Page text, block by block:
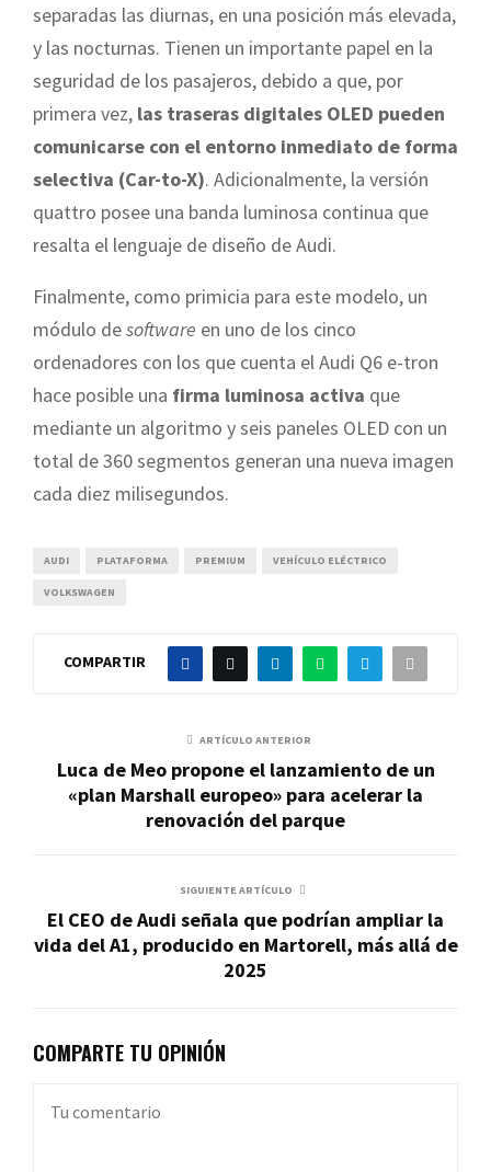
separadas las diurnas, en una posición más elevada,
y las nocturnas. Tienen un importante papel en la
seguridad de los pasajeros, debido a que, por
primera vez, las traseras digitales OLED pueden
comunicarse con el entorno inmediato de forma
selectiva (Car-to-X). Adicionalmente, la versión
quattro posee una banda luminosa continua que
resalta el lenguaje de diseño de Audi.
Finalmente, como primicia para este modelo, un
módulo desoftware en uno de los cinco
ordenadores con los que cuenta el Audi Q6 e-tron
hace posible una firma luminosa activa que
mediante un algoritmo y seis paneles OLED con un
total de 360 segmentos generan una nueva imagen
cada diez milisegundos.
AUDI PLATAFORMA PREMIUM VEHÍCULO ELÉCTRICO
VOLKSWAGEN
COMPARTIR
ARTÍCULO ANTERIOR
Luca de Meo propone el lanzamiento de un
«plan Marshall europeo» para acelerar la
renovación del parque
SIGUIENTE ARTÍCULO
El CEO de Audi señala que podrían ampliar la
vida del A1, producido en Martorell, más allá de
2025
COMPARTE TU OPINIÓN